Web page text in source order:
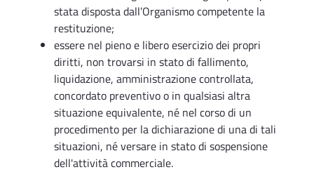
stata disposta dall’Organismo competente la
restituzione;
essere nel pieno e libero esercizio dei propri
diritti, non trovarsi in stato di fallimento,
liquidazione, amministrazione controllata,
concordato preventivo o in qualsiasi altra
situazione equivalente, né nel corso di un
procedimento per la dichiarazione di una di tali
situazioni, né versare in stato di sospensione
dell'attività commerciale.